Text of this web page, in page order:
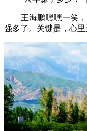
王海鹏嘿嘿一笑，
强多了。关键是，心里